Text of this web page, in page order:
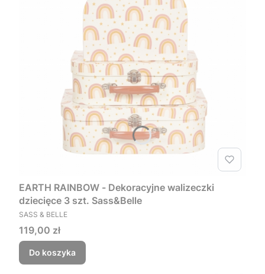
EARTH RAINBOW - Dekoracyjne walizeczki
dziecięce 3 szt. Sass&Belle
PRODUCENT
SASS & BELLE
Cena
119,00 zł
Do koszyka